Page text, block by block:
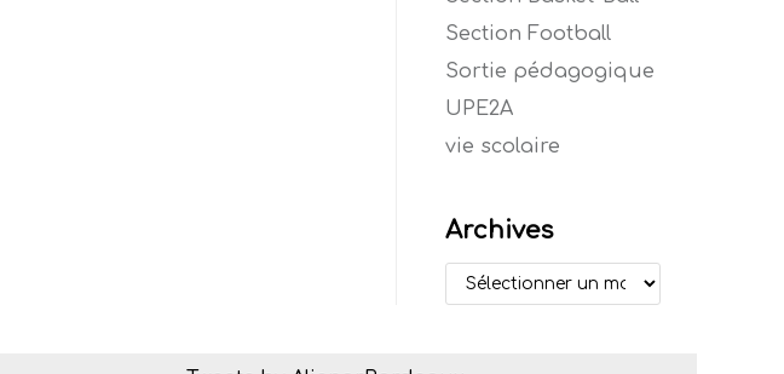
Section Football
Sortie pédagogique
UPE2A
vie scolaire
Archives